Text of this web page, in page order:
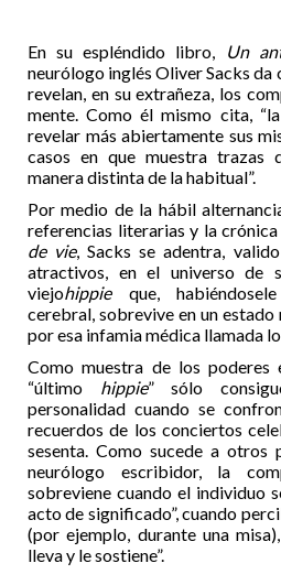
En su espléndido libro, Un
neurólogo inglés Oliver Sacks da
revelan, en su extrañeza, los
mente. Como él mismo cita,
revelar más abiertamente sus
casos en que muestra trazas
manera distinta de la habitual”.
Por medio de la hábil
referencias literarias y la
de vie, Sacks se adentra,
atractivos, en el universo de
viejohippieque,
cerebral, sobrevive en un
por esa infamia médica llamada
Como muestra de los poderes
“último hippie” sólo
personalidad cuando se
recuerdos de los conciertos
sesenta. Como sucede a otros
neurólogo escribidor, la
sobreviene cuando el individuo
acto de significado”, cuando
(por ejemplo, durante una
lleva y le sostiene”.